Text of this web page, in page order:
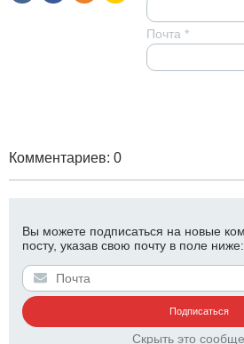
Почта *
Комментариев: 0
Вы можете подписаться на новые
посту, указав свою почту в поле ниже:
Скрыть это